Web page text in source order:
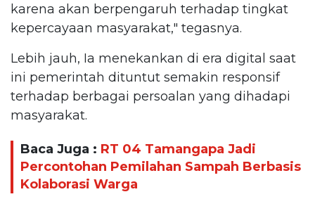
karena akan berpengaruh terhadap tingkat
kepercayaan masyarakat," tegasnya.
Lebih jauh, Ia menekankan di era digital saat
ini pemerintah dituntut semakin responsif
terhadap berbagai persoalan yang dihadapi
masyarakat.
Baca Juga : RT 04 Tamangapa Jadi
Percontohan Pemilahan Sampah Berbasis
Kolaborasi Warga